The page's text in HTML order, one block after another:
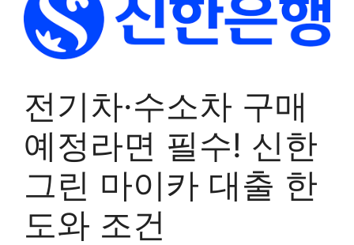
전기차·수소차 구매
예정라면 필수! 신한
그린 마이카 대출 한
도와 조건